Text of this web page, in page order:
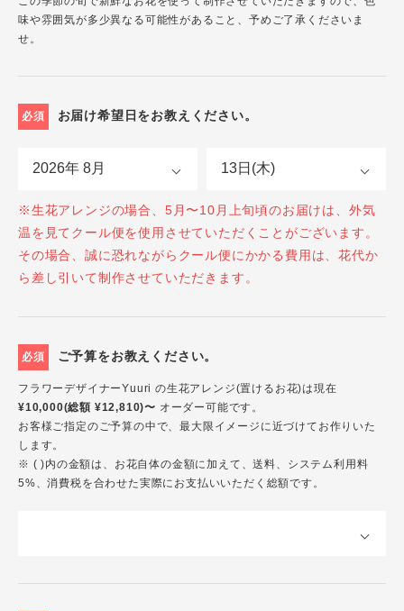
味や雰囲気が多少異なる可能性があること、予めご了承くださいま
せ。
必須 お届け希望日をお教えください。
※生花アレンジの場合、5月〜10月上旬頃のお届けは、外気
温を見てクール便を使用させていただくことがございます。
その場合、誠に恐れながらクール便にかかる費用は、花代か
ら差し引いて制作させていただきます。
必須 ご予算をお教えください。
フラワーデザイナーYuuri の生花アレンジ(置けるお花)は現在
¥10,000(総額 ¥12,810)〜 オーダー可能です。
お客様ご指定のご予算の中で、最大限イメージに近づけてお作りいた
します。
※ ( )内の金額は、お花自体の金額に加えて、送料、システム利用料
5%、消費税を合わせた実際にお支払いいただく総額です。